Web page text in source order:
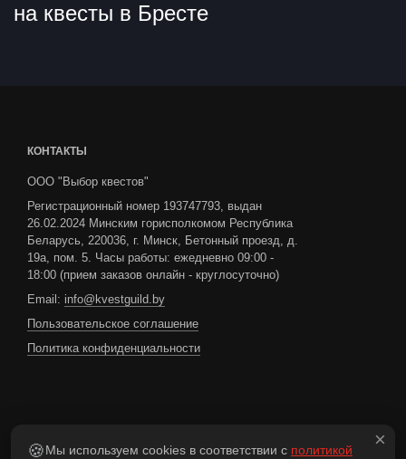
на квесты в Бресте
КОНТАКТЫ
ООО "Выбор квестов"
Регистрационный номер 193747793, выдан
26.02.2024 Минским горисполкомом Республика
Беларусь, 220036, г. Минск, Бетонный проезд, д.
19а, пом. 5. Часы работы: ежедневно 09:00 -
18:00 (прием заказов онлайн - круглосуточно)
Email: info@kvestguild.by
Пользовательское соглашение
Политика конфиденциальности
текст и нажмите клавиши Ctrl + Enter ! ×
🍪Мы используем cookies в соответствии с политикой